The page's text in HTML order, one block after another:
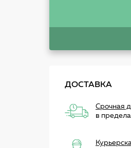
ДОСТАВКА
Срочная
в